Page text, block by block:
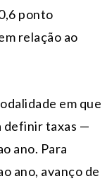
ponto
relação ao
em que
definir taxas —
ano. Para
ano, avanço de